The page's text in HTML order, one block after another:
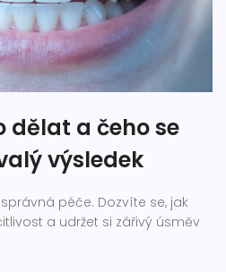
dělat a čeho se
výsledek
péče. Dozvíte se, jak
a udržet si zářivý úsměv